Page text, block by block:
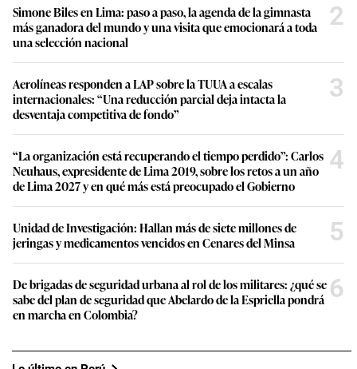
Simone Biles en Lima: paso a paso, la agenda de la gimnasta
más ganadora del mundo y una visita que emocionará a toda
una selección nacional
2
Aerolíneas responden a LAP sobre la TUUA a escalas
internacionales: “Una reducción parcial deja intacta la
desventaja competitiva de fondo”
3
“La organización está recuperando el tiempo perdido”: Carlos
Neuhaus, expresidente de Lima 2019, sobre los retos a un año
de Lima 2027 y en qué más está preocupado el Gobierno
4
Unidad de Investigación: Hallan más de siete millones de
jeringas y medicamentos vencidos en Cenares del Minsa
5
De brigadas de seguridad urbana al rol de los militares: ¿qué se
sabe del plan de seguridad que Abelardo de la Espriella pondrá
en marcha en Colombia?
6